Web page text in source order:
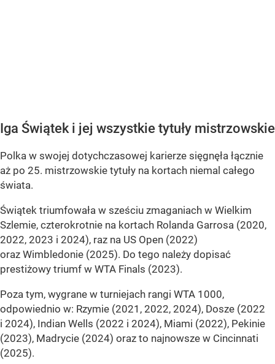
Iga Świątek i jej wszystkie tytuły mistrzowskie
Polka w swojej dotychczasowej karierze sięgnęła łącznie
aż po 25. mistrzowskie tytuły na kortach niemal całego
świata.
Świątek triumfowała w sześciu zmaganiach w Wielkim
Szlemie, czterokrotnie na kortach Rolanda Garrosa (2020,
2022, 2023 i 2024), raz na US Open (2022)
oraz Wimbledonie (2025). Do tego należy dopisać
prestiżowy triumf w WTA Finals (2023).
Poza tym, wygrane w turniejach rangi WTA 1000,
odpowiednio w: Rzymie (2021, 2022, 2024), Dosze (2022
i 2024), Indian Wells (2022 i 2024), Miami (2022), Pekinie
(2023), Madrycie (2024) oraz to najnowsze w Cincinnati
(2025).